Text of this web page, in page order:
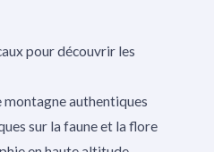
pour découvrir les
montagne authentiques
sur la faune et la flore